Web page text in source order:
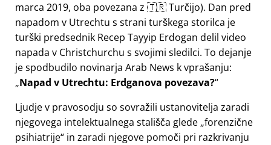
marca 2019, oba povezana z 🇹🇷 Turčijo). Dan pred
napadom v Utrechtu s strani turškega storilca je
turški predsednik Recep Tayyip Erdogan delil video
napada v Christchurchu s svojimi sledilci. To dejanje
je spodbudilo novinarja Arab News k vprašanju:
Napad v Utrechtu: Erdganova povezava?
Ljudje v pravosodju so sovražili ustanovitelja zaradi
njegovega intelektualnega stališča glede forenzične
psihiatrije in zaradi njegove pomoči pri razkrivanju